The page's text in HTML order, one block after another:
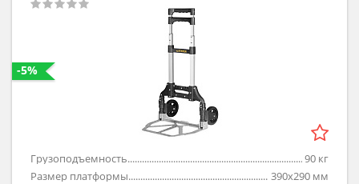
-5%
Грузоподъемность 90 кг
Размер платформы
390х290 мм